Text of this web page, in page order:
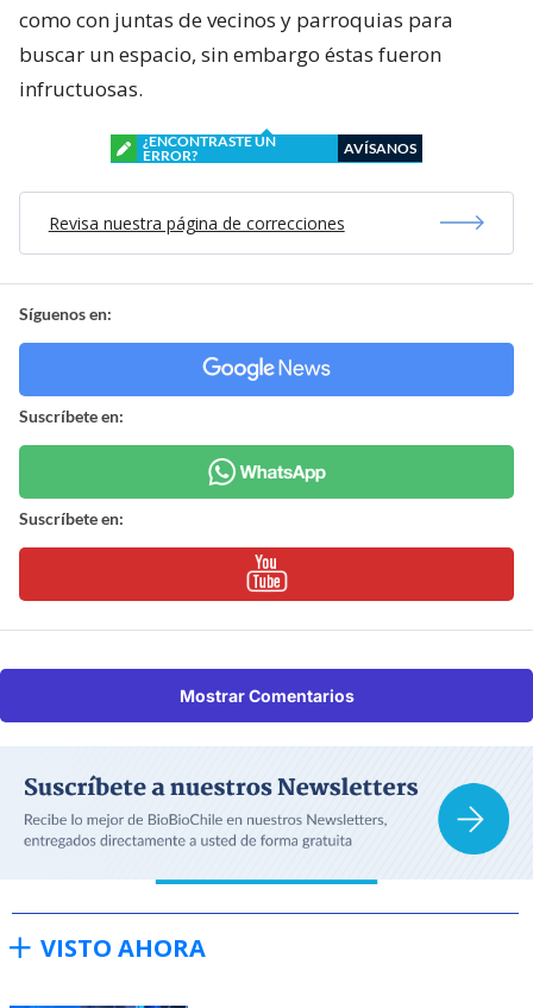
como con juntas de vecinos y parroquias para
buscar un espacio, sin embargo éstas fueron
infructuosas.
¿ENCONTRASTE UN
ERROR?
AVÍSANOS
Revisa nuestra página de correcciones
Síguenos en:
Suscríbete en:
Suscríbete en:
Mostrar Comentarios
VISTO AHORA